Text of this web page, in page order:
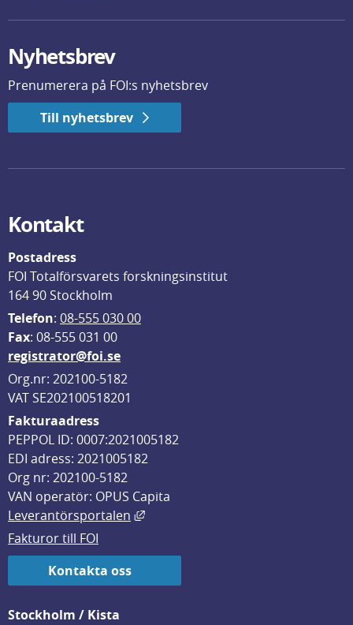
Nyhetsbrev
Prenumerera på FOI:s nyhetsbrev
Till nyhetsbrev
Kontakt
Postadress
FOI Totalförsvarets forskningsinstitut
164 90 Stockholm
Telefon: 08-555 030 00
Fax: 08-555 031 00
registrator@foi.se
Org.nr: 202100-5182
VAT SE202100518201
Fakturaadress
PEPPOL ID: 0007:2021005182
EDI adress: 2021005182
Org nr: 202100-5182
VAN operatör: OPUS Capita
Leverantörsportalen
Länk till annan webbplats, öppnas
Fakturor till FOI
Kontakta oss
Stockholm / Kista